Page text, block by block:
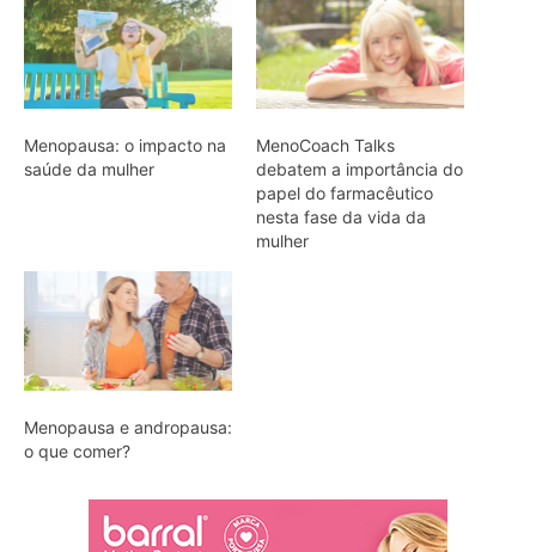
Menopausa: o impacto na
saúde da mulher
MenoCoach Talks
debatem a importância do
papel do farmacêutico
nesta fase da vida da
mulher
Menopausa e andropausa:
o que comer?